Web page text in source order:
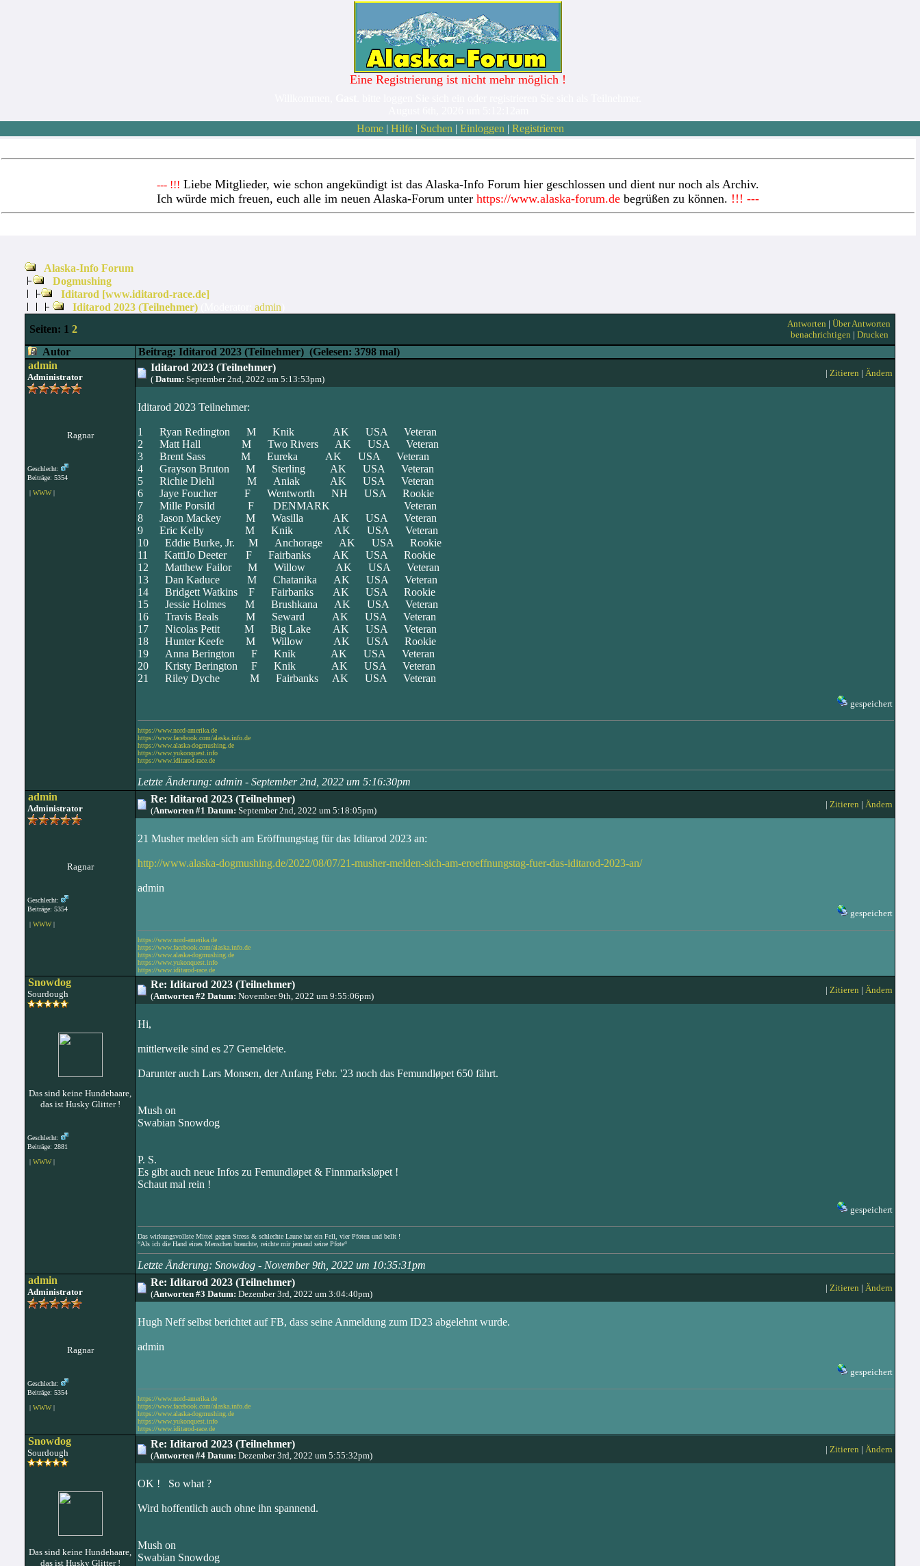
Eine Registrierung ist nicht mehr möglich !
Home| Hilfe| Suchen | Einloggen | Registrieren
--- !!! Liebe Mitglieder, wie schon angekündigt ist das Alaska-Info Forum hier geschlossen und dient nur noch als Archiv.
Ich würde mich freuen, euch alle im neuen Alaska-Forum unter https://www.alaska-forum.de begrüßen zu können. !!! ---
Alaska-Info Forum
Dogmushing
Iditarod [www.iditarod-race.de]
Iditarod 2023 (Teilnehmer)
admin
Seiten: 1 2 Antworten | Über Antworten
benachrichtigen | Drucken
Autor Beitrag: Iditarod 2023 (Teilnehmer) (Gelesen: 3798 mal)
admin
Administrator
Ragnar
Geschlecht:
Beiträge: 5354
| WWW|
Iditarod 2023 (Teilnehmer)
( Datum: September 2nd, 2022 um 5:13:53pm)
| Zitieren | Ändern
Iditarod 2023 Teilnehmer:
1 Ryan Redington M Knik AK USA Veteran
2 Matt Hall M Two Rivers AK USA Veteran
3 Brent Sass M Eureka AK USA Veteran
4 Grayson Bruton M Sterling AK USA Veteran
5 Richie Diehl M Aniak AK USA Veteran
6 Jaye Foucher F Wentworth NH USA Rookie
7 Mille Porsild F DENMARK Veteran
8 Jason Mackey M Wasilla AK USA Veteran
9 Eric Kelly M Knik AK USA Veteran
10 Eddie Burke, Jr. M Anchorage AK USA Rookie
11 KattiJo Deeter F Fairbanks AK USA Rookie
12 Matthew Failor M Willow AK USA Veteran
13 Dan Kaduce M Chatanika AK USA Veteran
14 Bridgett Watkins F Fairbanks AK USA Rookie
15 Jessie Holmes M Brushkana AK USA Veteran
16 Travis Beals M Seward AK USA Veteran
17 Nicolas Petit M Big Lake AK USA Veteran
18 Hunter Keefe M Willow AK USA Rookie
19 Anna Berington F Knik AK USA Veteran
20 Kristy Berington F Knik AK USA Veteran
21 Riley Dyche M Fairbanks AK USA Veteran
gespeichert
https://www.nord-amerika.de
https://www.facebook.com/alaska.info.de
https://www.alaska-dogmushing.de
https://www.yukonquest.info
https://www.iditarod-race.de
Letzte Änderung: admin - September 2nd, 2022 um 5:16:30pm
admin
Administrator
Ragnar
Geschlecht:
Beiträge: 5354
| WWW|
Re: Iditarod 2023 (Teilnehmer)
(Antworten #1 Datum: September 2nd, 2022 um 5:18:05pm)
| Zitieren | Ändern
21 Musher melden sich am Eröffnungstag für das Iditarod 2023 an:
http://www.alaska-dogmushing.de/2022/08/07/21-musher-melden-sich-am-eroeffnungstag-fuer-das-iditarod-2023-an/
admin
gespeichert
https://www.nord-amerika.de
https://www.facebook.com/alaska.info.de
https://www.alaska-dogmushing.de
https://www.yukonquest.info
https://www.iditarod-race.de
Snowdog
Sourdough
Das sind keine Hundehaare,
das ist Husky Glitter !
Geschlecht:
Beiträge: 2881
| WWW|
Re: Iditarod 2023 (Teilnehmer)
(Antworten #2 Datum: November 9th, 2022 um 9:55:06pm)
| Zitieren | Ändern
Hi,
mittlerweile sind es 27 Gemeldete.
Darunter auch Lars Monsen, der Anfang Febr. '23 noch das Femundløpet 650 fährt.
Mush on
Swabian Snowdog
P. S.
Es gibt auch neue Infos zu Femundløpet & Finnmarksløpet !
Schaut mal rein !
gespeichert
Das wirkungsvollste Mittel gegen Stress & schlechte Laune hat ein Fell, vier Pfoten und bellt !
“Als ich die Hand eines Menschen brauchte, reichte mir jemand seine Pfote“
Letzte Änderung: Snowdog - November 9th, 2022 um 10:35:31pm
admin
Administrator
Ragnar
Geschlecht:
Beiträge: 5354
| WWW|
Re: Iditarod 2023 (Teilnehmer)
(Antworten #3 Datum: Dezember 3rd, 2022 um 3:04:40pm)
| Zitieren | Ändern
Hugh Neff selbst berichtet auf FB, dass seine Anmeldung zum ID23 abgelehnt wurde.
admin
gespeichert
https://www.nord-amerika.de
https://www.facebook.com/alaska.info.de
https://www.alaska-dogmushing.de
https://www.yukonquest.info
https://www.iditarod-race.de
Snowdog
Sourdough
Das sind keine Hundehaare,
das ist Husky Glitter !
Re: Iditarod 2023 (Teilnehmer)
(Antworten #4 Datum: Dezember 3rd, 2022 um 5:55:32pm)
| Zitieren | Ändern
OK ! So what ?
Wird hoffentlich auch ohne ihn spannend.
Mush on
Swabian Snowdog